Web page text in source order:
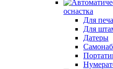
оснастка
Для
Для
Датеры